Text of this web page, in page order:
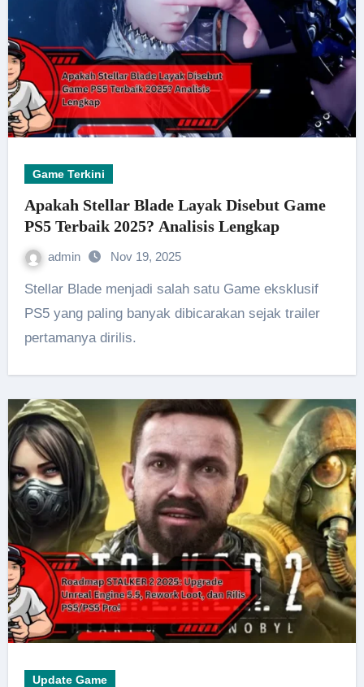
Game Terkini
Apakah Stellar Blade Layak Disebut Game
PS5 Terbaik 2025? Analisis Lengkap
admin Nov 19, 2025
Stellar Blade menjadi salah satu Game eksklusif
PS5 yang paling banyak dibicarakan sejak trailer
pertamanya dirilis.
Update Game